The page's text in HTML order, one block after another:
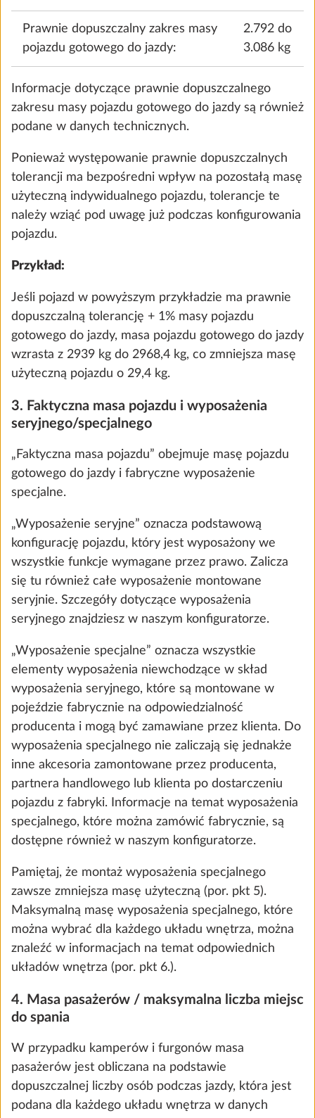
We use cookies to enable you to make the best
possible use of our website and to improve our
communication with you. We take your
preferences into account and process data for
statistics and marketing only if you give us your
consent by clicking on "Accept all". You can
Dodaj
KROK 4 Z 8
Wyposażenie mieszkalne
Wykładzina w części mieszkalnej,
wyjmowana
10,0 kg
Dodaj
stopniowym regulatorem obrotów Hobby
1672 zł
Dodaj
Poszerzenie łóżka dla łóżek
pojedynczych z dodatkową tapicerką
2096 zł
Dodaj
Prawnie dopuszczalny zakres masy
pojazdu gotowego do jazdy:
2.792 do
3.086 kg
Informacje dotyczące prawnie dopuszczalnego
zakresu masy pojazdu gotowego do jazdy są również
podane w danych technicznych.
Ponieważ występowanie prawnie dopuszczalnych
tolerancji ma bezpośredni wpływ na pozostałą masę
użyteczną indywidualnego pojazdu, tolerancje te
należy wziąć pod uwagę już podczas konfigurowania
pojazdu.
Przykład:
Jeśli pojazd w powyższym przykładzie ma prawnie
dopuszczalną tolerancję + 1% masy pojazdu
gotowego do jazdy, masa pojazdu gotowego do jazdy
wzrasta z 2939 kg do 2968,4 kg, co zmniejsza masę
użyteczną pojazdu o 29,4 kg.
3. Faktyczna masa pojazdu i wyposażenia
seryjnego/specjalnego
„Faktyczna masa pojazdu” obejmuje masę pojazdu
gotowego do jazdy i fabryczne wyposażenie
specjalne.
„Wyposażenie seryjne” oznacza podstawową
konfigurację pojazdu, który jest wyposażony we
wszystkie funkcje wymagane przez prawo. Zalicza
się tu również całe wyposażenie montowane
seryjnie. Szczegóły dotyczące wyposażenia
seryjnego znajdziesz w naszym konfiguratorze.
„Wyposażenie specjalne” oznacza wszystkie
elementy wyposażenia niewchodzące w skład
wyposażenia seryjnego, które są montowane w
pojeździe fabrycznie na odpowiedzialność
producenta i mogą być zamawiane przez klienta. Do
wyposażenia specjalnego nie zaliczają się jednakże
inne akcesoria zamontowane przez producenta,
partnera handlowego lub klienta po dostarczeniu
pojazdu z fabryki. Informacje na temat wyposażenia
specjalnego, które można zamówić fabrycznie, są
dostępne również w naszym konfiguratorze.
Pamiętaj, że montaż wyposażenia specjalnego
zawsze zmniejsza masę użyteczną (por. pkt 5).
Maksymalną masę wyposażenia specjalnego, które
można wybrać dla każdego układu wnętrza, można
znaleźć w informacjach na temat odpowiednich
układów wnętrza (por. pkt 6.).
4. Masa pasażerów / maksymalna liczba miejsc
do spania
W przypadku kamperów i furgonów masa
pasażerów jest obliczana na podstawie
dopuszczalnej liczby osób podczas jazdy, która jest
podana dla każdego układu wnętrza w danych